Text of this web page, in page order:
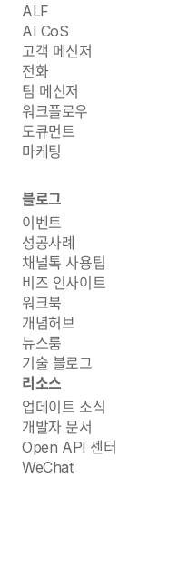
ALF
AI CoS
고객 메신저
전화
팀 메신저
워크플로우
도큐먼트
마케팅
블로그
이벤트
성공사례
채널톡 사용팁
비즈 인사이트
워크북
개념허브
뉴스룸
기술 블로그
리소스
업데이트 소식
개발자 문서
Open API 센터
WeChat